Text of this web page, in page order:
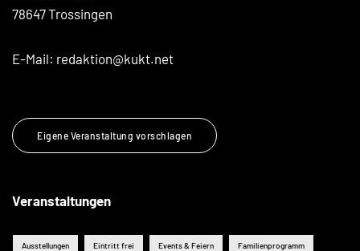
78647 Trossingen
E-Mail: redaktion@kukt.net
Eigene Veranstaltung vorschlagen
Veranstaltungen
Ausstellungen Eintritt frei Events & Feiern Familienprogramm